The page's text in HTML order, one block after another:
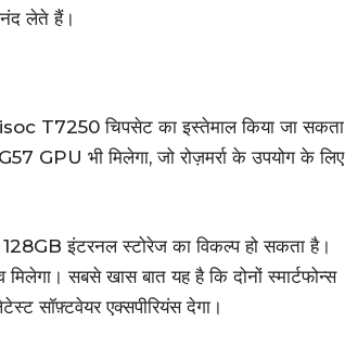
लेते हैं।
T7250 चिपसेट का इस्तेमाल किया जा सकता
GPU भी मिलेगा, जो रोज़मर्रा के उपयोग के लिए
इंटरनल स्टोरेज का विकल्प हो सकता है।
सबसे खास बात यह है कि दोनों स्मार्टफोन्स
सॉफ़्टवेयर एक्सपीरियंस देगा।